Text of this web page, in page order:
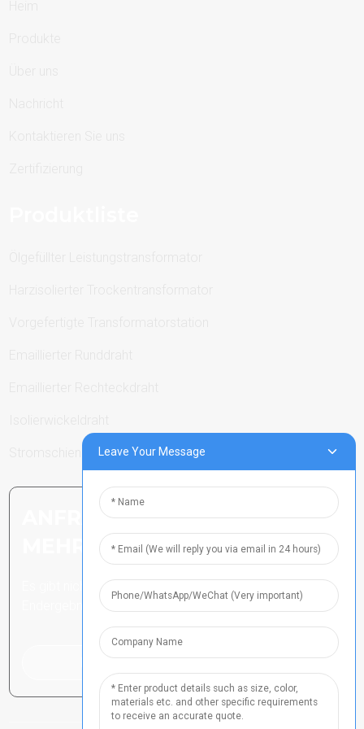
ANFRAGE SENDEN: BEREIT,
MEHR ZU ERFAHREN
Es gibt nichts Besseres, als das
Endergebnis zu sehen.
Klicken Sie hier für eine Anfrage
Leave Your Message